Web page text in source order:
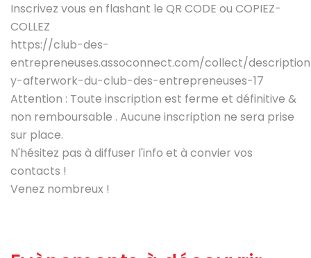
Inscrivez vous en flashant le QR CODE ou COPIEZ-
COLLEZ
https://club-des-
entrepreneuses.assoconnect.com/collect/
y-afterwork-du-club-des-entrepreneuses-17
Attention : Toute inscription est ferme et définitive &
non remboursable . Aucune inscription ne sera prise
sur place.
N'hésitez pas à diffuser l'info et à convier vos
contacts !
Venez nombreux !